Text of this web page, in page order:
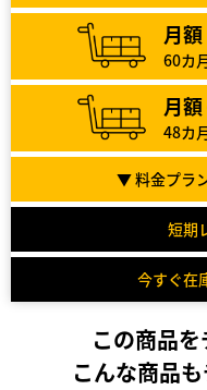
月額
60カ
月額
48カ
▼ 料金プラ
短期
今すぐ在
この商品を
こんな商品も